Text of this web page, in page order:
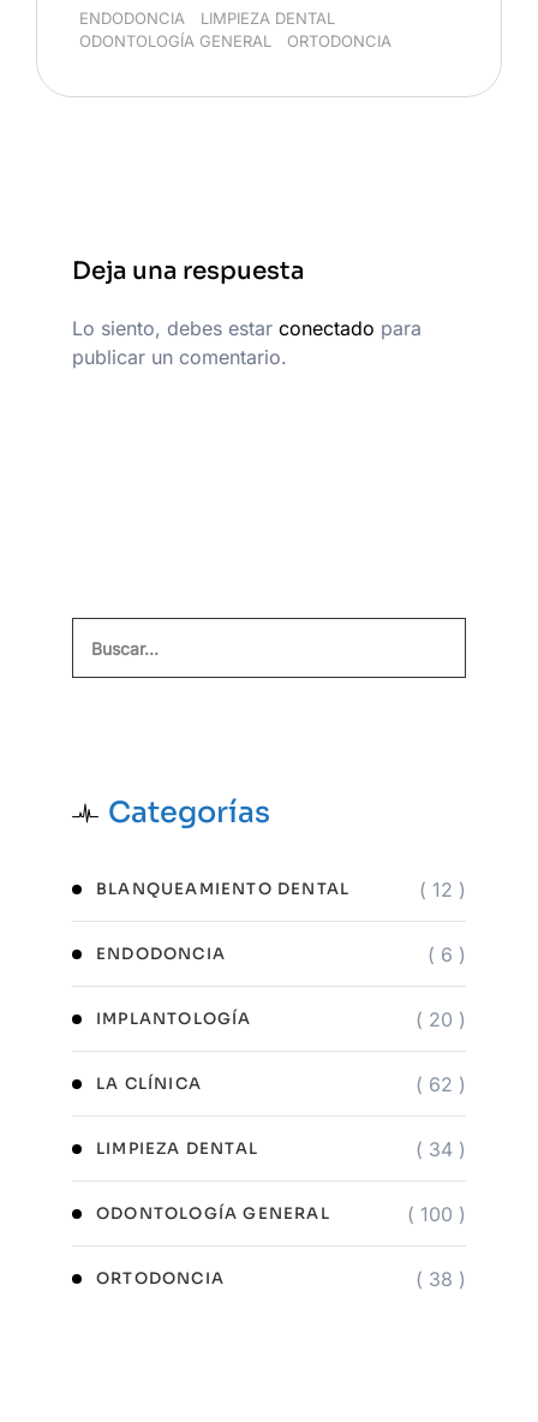
ENDODONCIA LIMPIEZA DENTAL
ODONTOLOGÍA GENERAL
ORTODONCIA
Deja una respuesta
Lo siento, debes estar conectado para
publicar un comentario.
Categorías
BLANQUEAMIENTO DENTAL ( 12 )
ENDODONCIA ( 6 )
IMPLANTOLOGÍA ( 20 )
LA CLÍNICA ( 62 )
LIMPIEZA DENTAL ( 34 )
ODONTOLOGÍA GENERAL ( 100 )
ORTODONCIA ( 38 )